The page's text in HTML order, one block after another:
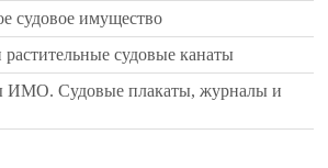
судовое имущество
судовые канаты
ИМО. Судовые плакаты, журналы и